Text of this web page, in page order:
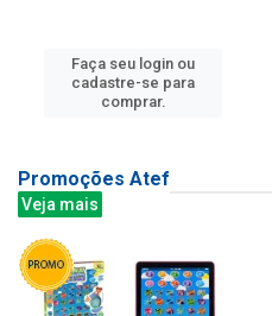
Faça seu login ou
cadastre-se para
comprar.
Promoções Atef
Veja mais